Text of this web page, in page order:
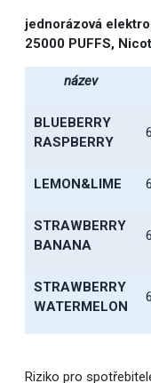
jednorázová
25000 PUFFS,
název
BLUEBERRY
RASPBERRY
LEMON&LIME
STRAWBERRY
BANANA
STRAWBERRY
WATERMELON
Riziko pro